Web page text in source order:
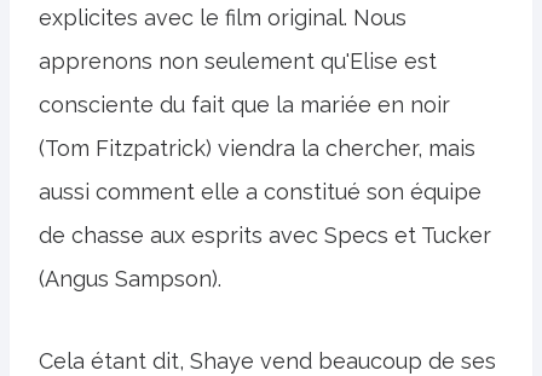
explicites avec le film original. Nous
apprenons non seulement qu'Elise est
consciente du fait que la mariée en noir
(Tom Fitzpatrick) viendra la chercher, mais
aussi comment elle a constitué son équipe
de chasse aux esprits avec Specs et Tucker
(Angus Sampson).
Cela étant dit, Shaye vend beaucoup de ses